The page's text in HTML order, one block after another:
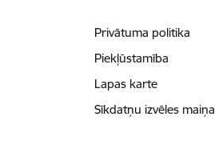
Privātuma politika
Piekļūstamība
Lapas karte
Sīkdatņu izvēles maiņa